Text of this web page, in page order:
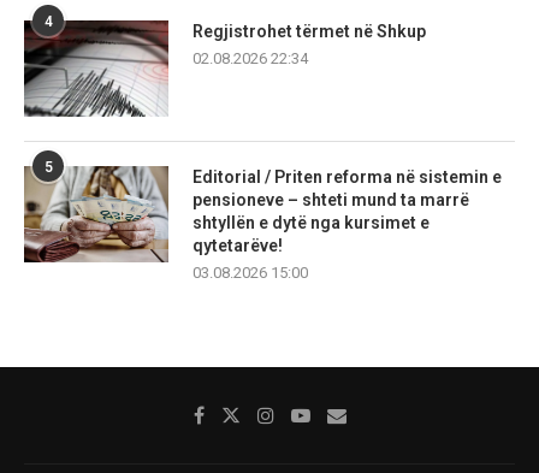
4
Regjistrohet tërmet në Shkup
02.08.2026 22:34
5
Editorial / Priten reforma në sistemin e
pensioneve – shteti mund ta marrë
shtyllën e dytë nga kursimet e
qytetarëve!
03.08.2026 15:00